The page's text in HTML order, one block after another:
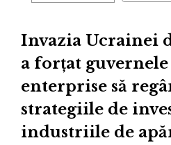
Invazia Ucrainei
a forțat
enterprise să
strategiile de
industriile de